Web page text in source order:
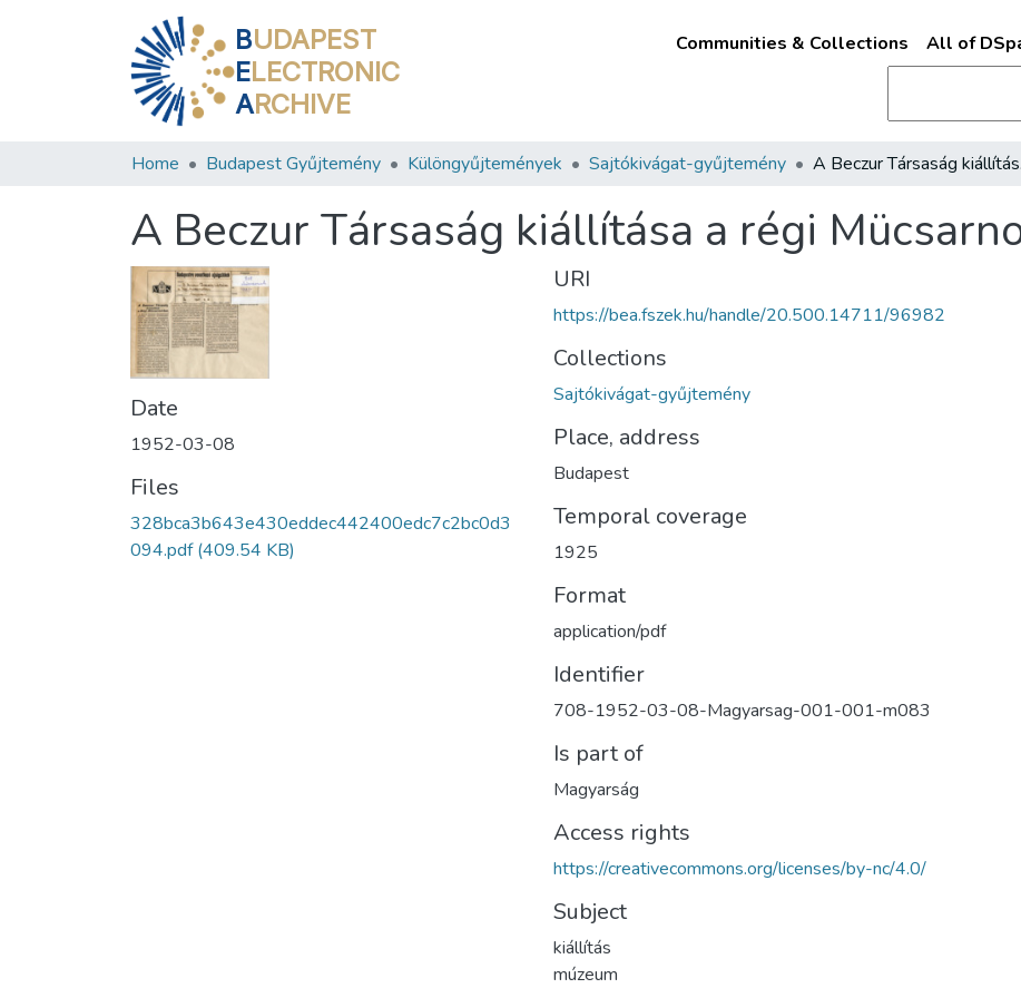
BUDAPEST
ELECTRONIC
ARCHIVE
Communities & Collections All of
Home Budapest Gyűjtemény Különgyűjtemények Sajtókivágat-gyűjtemény A
A Beczur Társaság kiállítása a régi
Date
1952-03-08
Files
328bca3b643e430eddec442400edc7c2bc0d3
094.pdf(409.54 KB)
URI
https://bea.fszek.hu/handle/20.500.14711/96982
Collections
Sajtókivágat-gyűjtemény
Place, address
Budapest
Temporal coverage
1925
Format
application/pdf
Identifier
708-1952-03-08-Magyarsag-001-001-m083
Is part of
Magyarság
Access rights
https://creativecommons.org/licenses/by-nc/4.0/
Subject
kiállítás
múzeum